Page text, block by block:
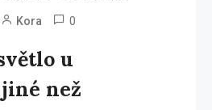
Kora 0
u
než